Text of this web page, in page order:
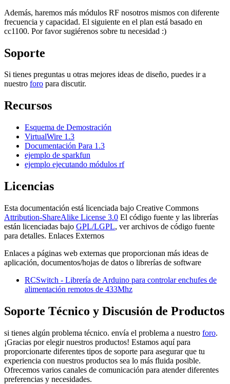
Además, haremos más módulos RF nosotros mismos con diferente
frecuencia y capacidad. El siguiente en el plan está basado en
cc1100. Por favor sugiérenos sobre tu necesidad :)
Soporte
Si tienes preguntas u otras mejores ideas de diseño, puedes ir a
nuestro foro para discutir.
Recursos
Esquema de Demostración
VirtualWire 1.3
Documentación Para 1.3
ejemplo de sparkfun
ejemplo ejecutando módulos rf
Licencias
Esta documentación está licenciada bajo Creative Commons
Attribution-ShareAlike License 3.0 El código fuente y las librerías
están licenciadas bajo GPL/LGPL, ver archivos de código fuente
para detalles. Enlaces Externos
Enlaces a páginas web externas que proporcionan más ideas de
aplicación, documentos/hojas de datos o librerías de software
RCSwitch - Librería de Arduino para controlar enchufes de
alimentación remotos de 433Mhz
Soporte Técnico y Discusión de Productos
si tienes algún problema técnico. envía el problema a nuestro foro.
¡Gracias por elegir nuestros productos! Estamos aquí para
proporcionarte diferentes tipos de soporte para asegurar que tu
experiencia con nuestros productos sea lo más fluida posible.
Ofrecemos varios canales de comunicación para atender diferentes
preferencias y necesidades.